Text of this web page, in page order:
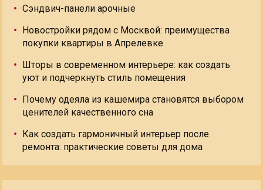
Сэндвич-панели арочные
Новостройки рядом с Москвой: преимущества
покупки квартиры в Апрелевке
Шторы в современном интерьере: как создать
уют и подчеркнуть стиль помещения
Почему одеяла из кашемира становятся выбором
ценителей качественного сна
Как создать гармоничный интерьер после
ремонта: практические советы для дома